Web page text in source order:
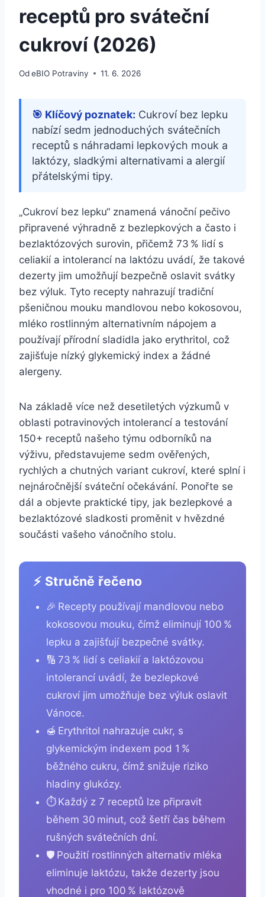
receptů pro sváteční
cukroví (2026)
OdeBIO Potraviny 11. 6. 2026
🎯 Klíčový poznatek: Cukroví bez lepku
nabízí sedm jednoduchých svátečních
receptů s náhradami lepkových mouk a
laktózy, sladkými alternativami a alergií
přátelskými tipy.
„Cukroví bez lepku“ znamená vánoční pečivo
připravené výhradně z bezlepkových a často i
bezlaktózových surovin, přičemž 73 % lidí s
celiakií a intolerancí na laktózu uvádí, že takové
dezerty jim umožňují bezpečně oslavit svátky
bez výluk. Tyto recepty nahrazují tradiční
pšeničnou mouku mandlovou nebo kokosovou,
mléko rostlinným alternativním nápojem a
používají přírodní sladidla jako erythritol, což
zajišťuje nízký glykemický index a žádné
alergeny.
Na základě více než desetiletých výzkumů v
oblasti potravinových intolerancí a testování
150+ receptů našeho týmu odborníků na
výživu, představujeme sedm ověřených,
rychlých a chutných variant cukroví, které splní i
nejnáročnější sváteční očekávání. Ponořte se
dál a objevte praktické tipy, jak bezlepkové a
bezlaktózové sladkosti proměnit v hvězdné
součásti vašeho vánočního stolu.
⚡ Stručně řečeno
🎉 Recepty používají mandlovou nebo
kokosovou mouku, čímž eliminují 100 %
lepku a zajišťují bezpečné svátky.
🔢 73 % lidí s celiakií a laktózovou
intolerancí uvádí, že bezlepkové
cukroví jim umožňuje bez výluk oslavit
Vánoce.
🍯 Erythritol nahrazuje cukr, s
glykemickým indexem pod 1 %
běžného cukru, čímž snižuje riziko
hladiny glukózy.
⏱️ Každý z 7 receptů lze připravit
během 30 minut, což šetří čas během
rušných svátečních dní.
🛡️ Použití rostlinných alternativ mléka
eliminuje laktózu, takže dezerty jsou
vhodné i pro 100 % laktózově